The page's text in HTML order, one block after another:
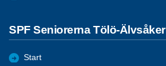
SPF Seniorerna Tölö-Älvsåker
Start